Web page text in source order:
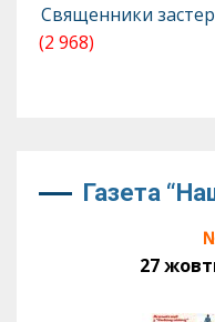
Священники
(2 968)
Газета
27